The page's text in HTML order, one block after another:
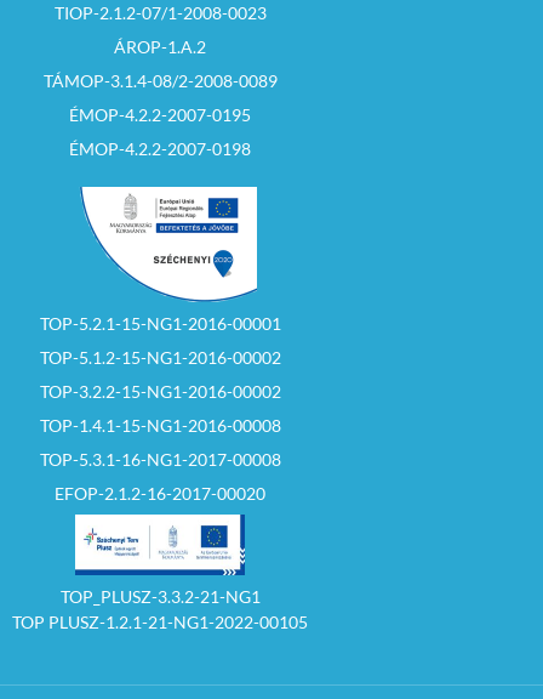
TIOP-2.1.2-07/1-2008-0023
ÁROP-1.A.2
TÁMOP-3.1.4-08/2-2008-0089
ÉMOP-4.2.2-2007-0195
ÉMOP-4.2.2-2007-0198
TOP-5.2.1-15-NG1-2016-00001
TOP-5.1.2-15-NG1-2016-00002
TOP-3.2.2-15-NG1-2016-00002
TOP-1.4.1-15-NG1-2016-00008
TOP-5.3.1-16-NG1-2017-00008
EFOP-2.1.2-16-2017-00020
TOP_PLUSZ-3.3.2-21-NG1
TOP PLUSZ-1.2.1-21-NG1-2022-00105